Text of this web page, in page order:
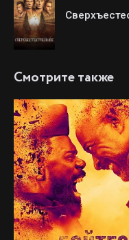
Смотрите также